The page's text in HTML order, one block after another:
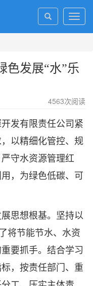
色发展“水”乐
4563次阅读
发有限责任公司紧
以精细化管控、规
守水资源管理红
，为绿色低碳、可
思想根基。坚持以
将节能节水、水资
要抓手。结合学习
，按责任部门、重